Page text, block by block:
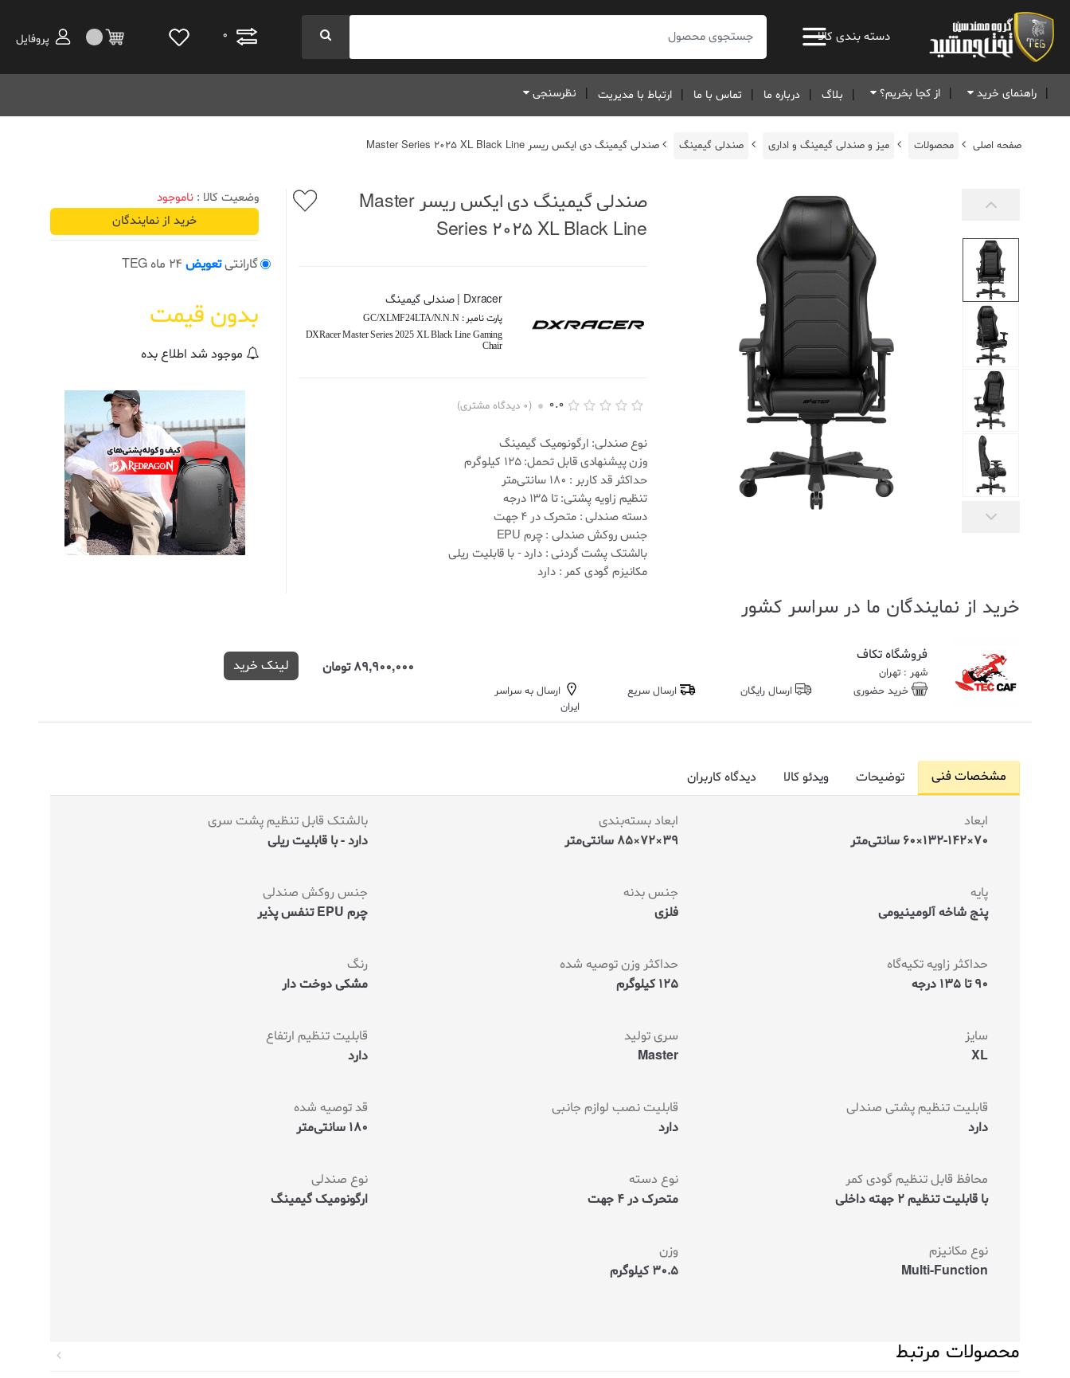
دسته بندی کالا
جستجو:
0 پروفایل
راهنمای خرید از کجا بخریم؟ بلاگ درباره ما تماس با ما ارتباط با مدیریت نظرسنجی
صفحه اصلی محصولات میز و صندلی گیمینگ و اداری صندلی گیمینگ صندلی گیمینگ دی ایکس ریسر Master Series 2025 XL Black Line
صندلی گیمینگ دی ایکس ریسر Master
Series 2025 XL Black Line
Dxracer | صندلی گیمینگ
پارت نامبر :GC/XLMF24LTA/N.N.N
DXRacer Master Series 2025 XL Black Line Gaming
Chair
م
ت
ی
ز
د
ه
0
.
0
0
س
ش
ر
0.0
(
0 دیدگاه مشتری)
نوع صندلی: ارگونومیک گیمینگ
وزن پیشنهادی قابل تحمل: 125 کیلوگرم
حداکثر قد کاربر : 180 سانتی‌متر
تنظیم زاویه پشتی: تا 135 درجه
دسته صندلی : متحرک در 4 جهت
جنس روکش صندلی :چرم EPU
بالشتک پشت گردنی : دارد - با قابلیت ریلی
مکانیزم گودی کمر : دارد
وضعیت کالا : ناموجود
خرید از نمایندگان
گارانتیتعویض24 ماه TEG
بدون قیمت
موجود شد اطلاع بده
خرید از نمایندگان ما در سراسر کشور
فروشگاه تکاف
شهر : تهران
خرید حضوری
ارسال رایگان ارسال سریع
ارسال به سراسر
ایران
89,900,000 تومان لینک خرید
مشخصات فنی توضیحات ویدئو کالا دیدگاه کاربران
ابعاد
70×132-142×60 سانتی‌متر
ابعاد بسته‌بندی
39×72×85 سانتی‌متر
بالشتک قابل تنظیم پشت سری
دارد - با قابلیت ریلی
پایه
پنج شاخه آلومینیومی
جنس بدنه
فلزی
جنس روکش صندلی
چرم EPU تنفس پذیر
حداکثر زاویه تکیه‌گاه
90 تا 135 درجه
حداکثر وزن توصیه شده
125 کیلوگرم
رنگ
مشکی دوخت دار
سایز
XL
سری تولید
Master
قابلیت تنظیم ارتفاع
دارد
قابلیت تنظیم پشتی صندلی
دارد
قابلیت نصب لوازم جانبی
دارد
قد توصیه شده
180 سانتی‌متر
محافظ قابل تنظیم گودی کمر
با قابلیت تنظیم 2 جهته داخلی
نوع دسته
متحرک در 4 جهت
نوع صندلی
ارگونومیک گیمینگ
نوع مکانیزم
Multi-Function
وزن
30.5 کیلوگرم
محصولات مرتبط